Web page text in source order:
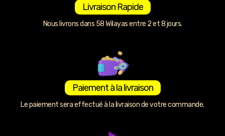
Livraison Rapide
Nous livrons dans 58 Wilayas entre 2 et 8 jours.
Paiement à la livraison
Le paiement sera effectué à la livraison de votre commande.